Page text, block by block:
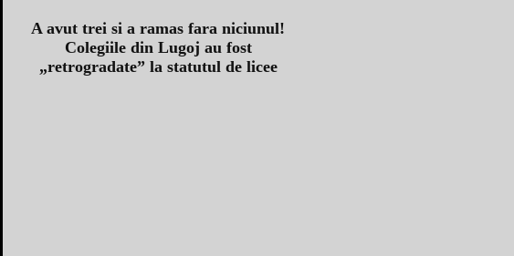
A avut trei si a ramas fara niciunul!
Colegiile din Lugoj au fost
„retrogradate” la statutul de licee